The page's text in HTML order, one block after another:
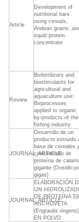
Article
Development of
nutritional bars
using cereals,
Andean grains,
squid protein
concentrate
Review
Biofertilizers and
biostimulants for
agricultural and
aquaculture use:
Bioprocesses
applied to organic
by-products of the
fishing industry
JOURNAL_ARTICLE
Desarrollo de un
producto extruido
base de cereales
concentrado de
proteína de
gigante (Dosidicus
gigas)
JOURNAL_ARTICLE
ELABORACIÓN
UN
DE PROTEÍNA
ANCHOVETA
(Engraulis ringens)
EN POLVO